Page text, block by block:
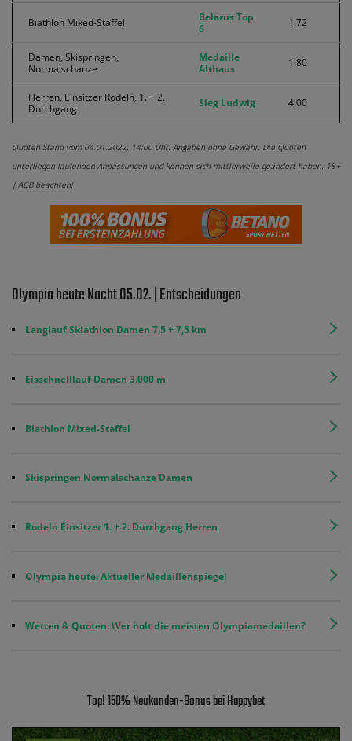
Biathlon Mixed-Staffel
Belarus Top
6
1.72
Damen, Skispringen,
Normalschanze
Medaille
Althaus
1.80
Herren, Einsitzer Rodeln, 1. + 2.
Durchgang
Sieg Ludwig 4.00
Quoten Stand vom 04.01.2022, 14:00 Uhr. Angaben ohne Gewähr. Die Quoten
unterliegen laufenden Anpassungen und können sich mittlerweile geändert haben. 18+
| AGB beachten!
Olympia heute Nacht 05.02. | Entscheidungen
Langlauf Skiathlon Damen 7,5 + 7,5 km
Eisschnelllauf Damen 3.000 m
Biathlon Mixed-Staffel
Skispringen Normalschanze Damen
Rodeln Einsitzer 1. + 2. Durchgang Herren
Olympia heute: Aktueller Medaillenspiegel
Wetten & Quoten: Wer holt die meisten Olympiamedaillen?
Top! 150% Neukunden-Bonus bei Happybet